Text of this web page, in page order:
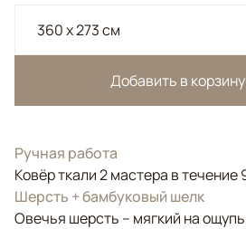
360 x 273 см
Добавить в корзину
Ручная работа
Ковёр ткали 2 мастера в течение
Шерсть + бамбуковый шелк
Овечья шерсть – мягкий на